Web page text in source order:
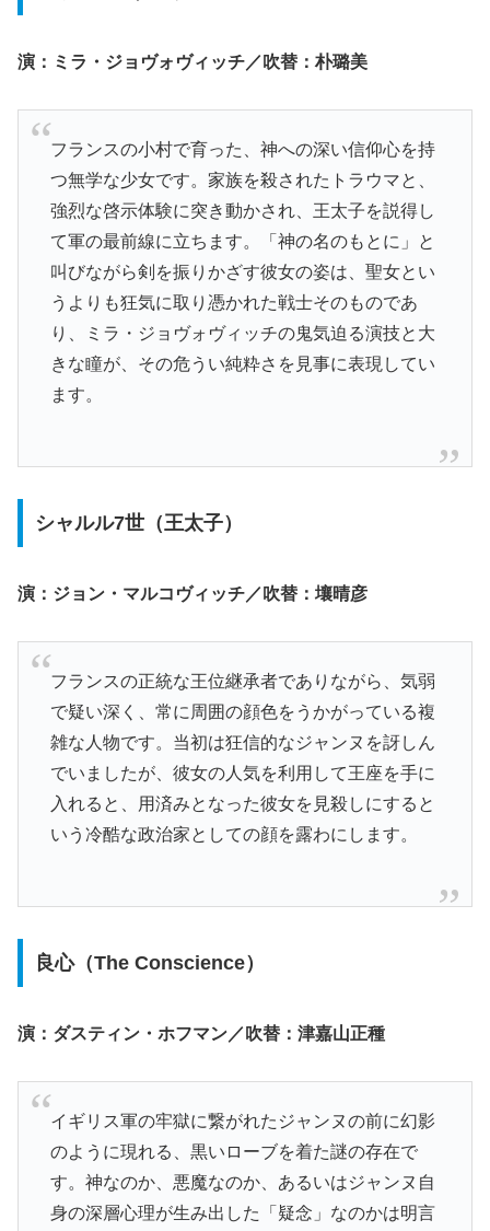
演：ミラ・ジョヴォヴィッチ／吹替：朴璐美
フランスの小村で育った、神への深い信仰心を持
つ無学な少女です。家族を殺されたトラウマと、
強烈な啓示体験に突き動かされ、王太子を説得し
て軍の最前線に立ちます。「神の名のもとに」と
叫びながら剣を振りかざす彼女の姿は、聖女とい
うよりも狂気に取り憑かれた戦士そのものであ
り、ミラ・ジョヴォヴィッチの鬼気迫る演技と大
きな瞳が、その危うい純粋さを見事に表現してい
ます。
シャルル7世（王太子）
演：ジョン・マルコヴィッチ／吹替：壤晴彦
フランスの正統な王位継承者でありながら、気弱
で疑い深く、常に周囲の顔色をうかがっている複
雑な人物です。当初は狂信的なジャンヌを訝しん
でいましたが、彼女の人気を利用して王座を手に
入れると、用済みとなった彼女を見殺しにすると
いう冷酷な政治家としての顔を露わにします。
良心（The Conscience）
演：ダスティン・ホフマン／吹替：津嘉山正種
イギリス軍の牢獄に繋がれたジャンヌの前に幻影
のように現れる、黒いローブを着た謎の存在で
す。神なのか、悪魔なのか、あるいはジャンヌ自
身の深層心理が生み出した「疑念」なのかは明言